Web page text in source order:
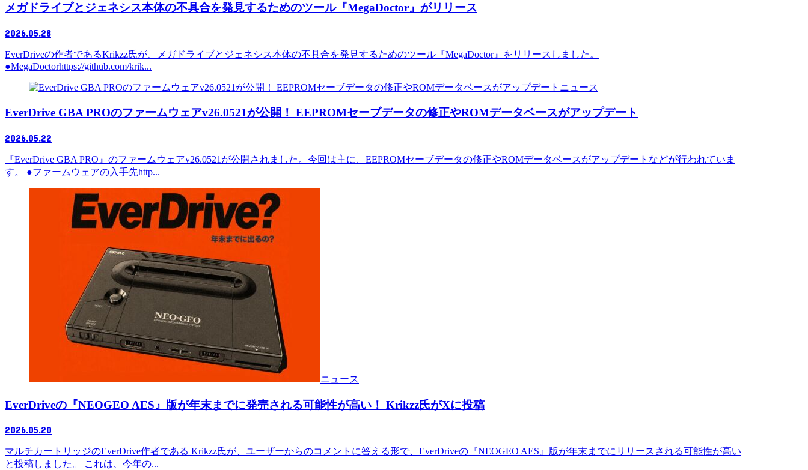
メガドライブとジェネシス本体の不具合を発見するためのツール『MegaDoctor』がリリース
2026.05.28
EverDriveの作者であるKrikzz氏が、メガドライブとジェネシス本体の不具合を発見するためのツール『MegaDoctor』をリリースしました。
●MegaDoctorhttps://github.com/krik...
ニュース
EverDrive GBA PROのファームウェアv26.0521が公開！ EEPROMセーブデータの修正やROMデータベースがアップデート
2026.05.22
『EverDrive GBA PRO』のファームウェアv26.0521が公開されました。今回は主に、EEPROMセーブデータの修正やROMデータベースがアップデートなどが行われていま
す。 ●ファームウェアの入手先http...
ニュース
EverDriveの『NEOGEO AES』版が年末までに発売される可能性が高い！ Krikzz氏がXに投稿
2026.05.20
マルチカートリッジのEverDrive作者である Krikzz氏が、ユーザーからのコメントに答える形で、EverDriveの『NEOGEO AES』版が年末までにリリースされる可能性が高い
と投稿しました。 これは、今年の...